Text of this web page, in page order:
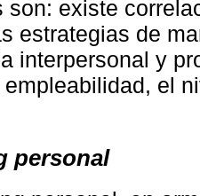
son: existe
estrategias de
interpersonal y
el
personal